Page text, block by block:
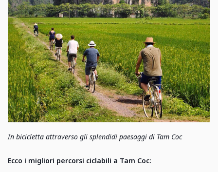
In bicicletta attraverso gli splendidi paesaggi di Tam Coc
Ecco i migliori percorsi ciclabili a Tam Coc: